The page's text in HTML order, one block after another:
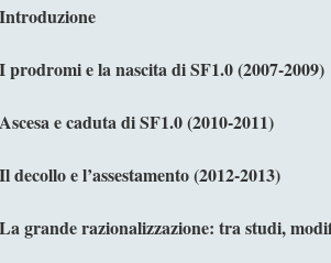
prodromi e la nascita di SF1.0 (2007-2009)
e caduta di SF1.0 (2010-2011)
decollo e l’assestamento (2012-2013)
grande razionalizzazione: tra studi,